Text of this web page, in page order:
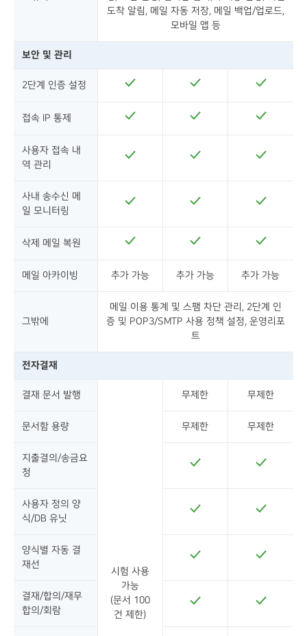
도착 알림, 메일 자동 저장, 메일 백업/업로드,
모바일 앱 등
보안 및 관리
2단계 인증 설정
접속 IP 통제
사용자 접속 내
역 관리
사내 송수신 메
일 모니터링
삭제 메일 복원
메일 아카이빙 추가 가능 추가 가능 추가 가능
그밖에
메일 이용 통계 및 스팸 차단 관리, 2단계 인
증 및 POP3/SMTP 사용 정책 설정, 운영리포
트
전자결재
결재 문서 발행
시험 사용
가능
(문서 100
건 제한)
무제한 무제한
문서함 용량 무제한 무제한
지출결의/송금요
청
사용자 정의 양
식/DB 유닛
양식별 자동 결
재선
결재/합의/재무
합의/회람